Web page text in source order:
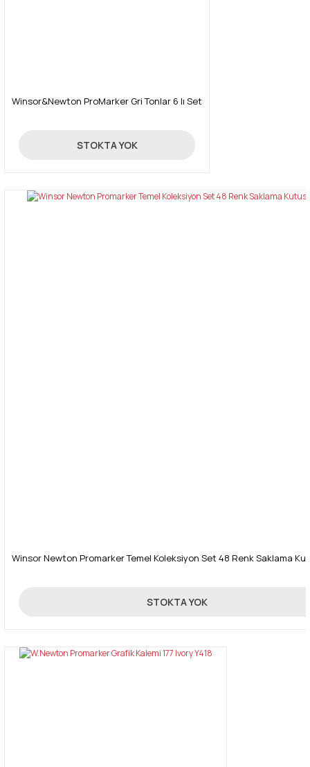
Winsor&Newton ProMarker Gri Tonlar 6 lı Set
129,00 TL
STOKTA YOK
Winsor Newton Promarker Temel Koleksiyon Set 48 Renk Saklama
1.250,00 TL
STOKTA YOK